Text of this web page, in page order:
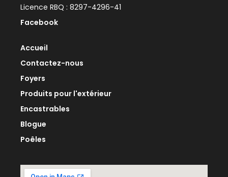
Licence RBQ : 8297-4296-41
Facebook
Accueil
Contactez-nous
Foyers
Produits pour l'extérieur
Encastrables
Blogue
Poêles